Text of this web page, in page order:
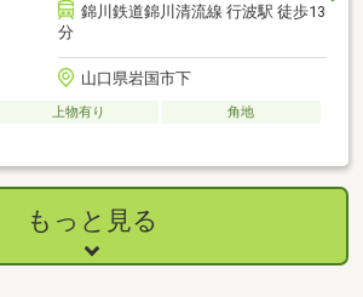
錦川鉄道錦川清流線 行波駅 徒歩13
分
山口県岩国市下
上物有り
角地
もっと見る